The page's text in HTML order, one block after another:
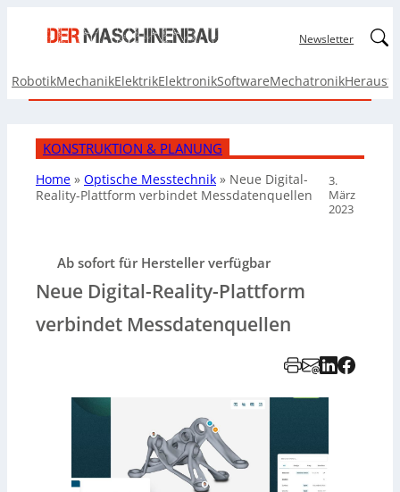
Newsletter
RobotikMechanikElektrikElektronikSoftwareMechatronik
KONSTRUKTION & PLANUNG
Home » Optische Messtechnik » Neue Digital-
Reality-Plattform verbindet Messdatenquellen
3.
März
2023
Ab sofort für Hersteller verfügbar
Neue Digital-Reality-Plattform
verbindet Messdatenquellen